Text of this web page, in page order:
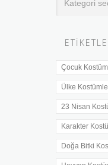
Verdiğimiz
Çocuk
Ülke
23 Nisan
Karakter
Doğa Bitki